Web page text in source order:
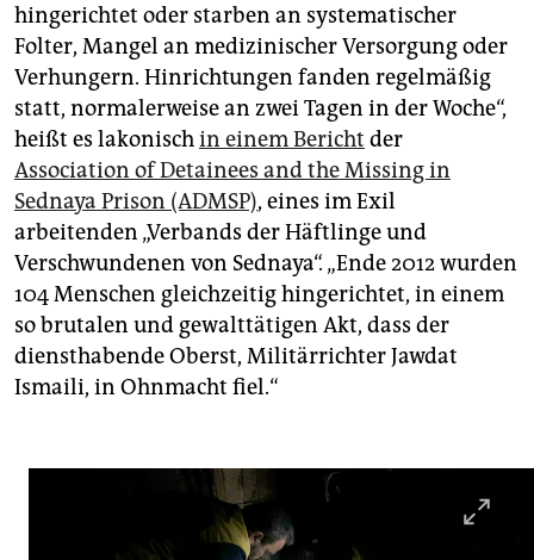
hingerichtet oder starben an systematischer
Folter, Mangel an medizinischer Versorgung oder
Verhungern. Hinrichtungen fanden regelmäßig
statt, normalerweise an zwei Tagen in der Woche“,
heißt es lakonischin einem Bericht der
Association of Detainees and the Missing in
Sednaya Prison (ADMSP), eines im Exil
arbeitenden „Verbands der Häftlinge und
Verschwundenen von Sednaya“. „Ende 2012 wurden
104 Menschen gleichzeitig hingerichtet, in einem
so brutalen und gewalttätigen Akt, dass der
diensthabende Oberst, Militärrichter Jawdat
Ismaili, in Ohnmacht fiel.“